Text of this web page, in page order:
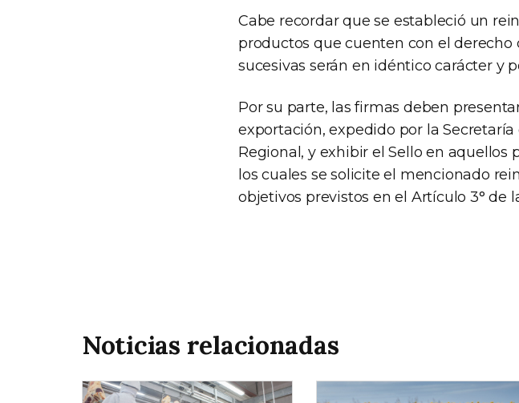
Cabe recordar que se estableció un
productos que cuenten con el derecho
sucesivas serán en idéntico carácter y
Por su parte, las firmas deben
exportación, expedido por la
Regional, y exhibir el Sello en aquellos
los cuales se solicite el mencionado
objetivos previstos en el Artículo 3° de
Noticias relacionadas